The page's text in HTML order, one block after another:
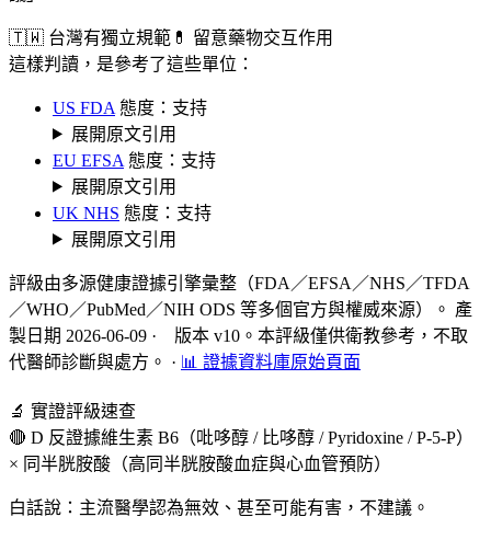
🇹🇼 台灣有獨立規範 💊 留意藥物交互作用
這樣判讀，是參考了這些單位：
US FDA 態度：支持
展開原文引用
EU EFSA 態度：支持
展開原文引用
UK NHS 態度：支持
展開原文引用
評級由多源健康證據引擎彙整（FDA／EFSA／NHS／TFDA
／WHO／PubMed／NIH ODS 等多個官方與權威來源）。 產
製日期 2026-06-09 · 版本 v10。本評級僅供衛教參考，不取
代醫師診斷與處方。 · 📊 證據資料庫原始頁面
🔬 實證評級速查
🔴 D 反證據維生素 B6（吡哆醇 / 比哆醇 / Pyridoxine / P-5-P）
× 同半胱胺酸（高同半胱胺酸血症與心血管預防）
白話說：主流醫學認為無效、甚至可能有害，不建議。